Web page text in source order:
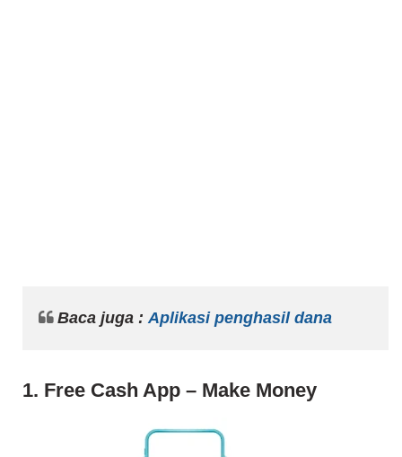
Baca juga :Aplikasi penghasil dana
1. Free Cash App – Make Money